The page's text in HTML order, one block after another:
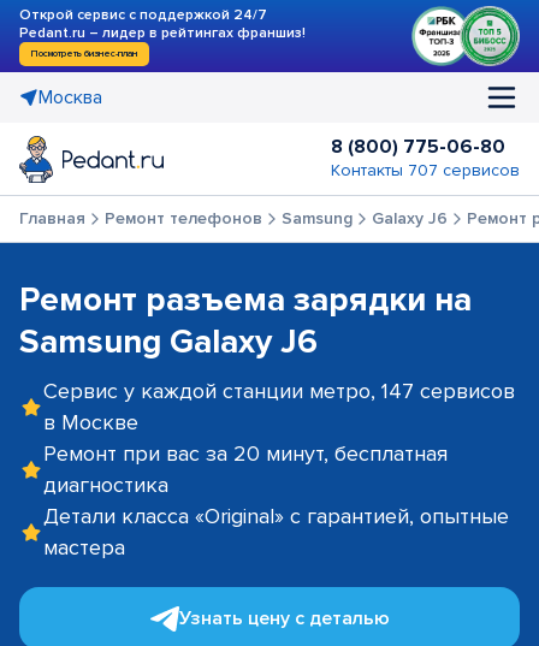
Открой сервис с поддержкой 24/7
Pedant.ru – лидер в рейтингах франшиз!
Посмотреть бизнес-план
Москва
8 (800) 775-06-80
Контакты 707 сервисов
Главная Ремонт телефонов Samsung Galaxy J6 Ремонт
Ремонт разъема зарядки на
Samsung Galaxy J6
Сервис у каждой станции метро, 147 сервисов
в Москве
Ремонт при вас за 20 минут, бесплатная
диагностика
Детали класса «Original» с гарантией, опытные
мастера
Узнать цену с деталью